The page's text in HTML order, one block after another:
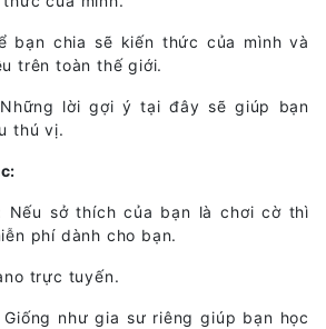
bạn chia sẽ kiến thức của mình và
trên toàn thế giới.
Những lời gợi ý tại đây sẽ giúp bạn
thú vị.
Nếu sở thích của bạn là chơi cờ thì
phí dành cho bạn.
trực tuyến.
Giống như gia sư riêng giúp bạn học